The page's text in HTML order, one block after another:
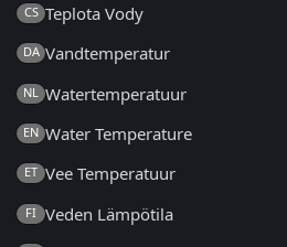
CS Teplota Vody
DA Vandtemperatur
NL Watertemperatuur
EN Water Temperature
ET Vee Temperatuur
FI Veden Lämpötila